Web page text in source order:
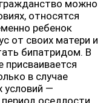
можно
относятся
ребенок
от своих матери и
бипатридом. В
присваивается
в случае
условий —
оседлости